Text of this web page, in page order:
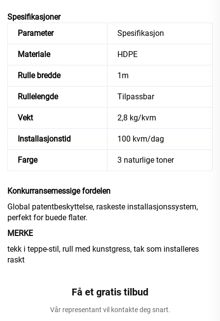
Spesifikasjoner
Parameter
Spesifikasjon
Materiale HDPE
Rulle bredde 1m
Rullelengde Tilpassbar
Vekt 2,8 kg/kvm
Installasjonstid 100 kvm/dag
Farge 3 naturlige toner
Konkurransemessige fordelen
Global patentbeskyttelse, raskeste installasjonssystem,
perfekt for buede flater.
MERKE
tekk i teppe-stil, rull med kunstgress, tak som installeres
raskt
Få et gratis tilbud
Vår representant vil kontakte deg snart.